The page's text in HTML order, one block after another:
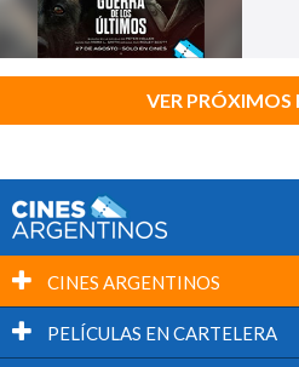
VER PRÓXIMOS
CINES ARGENTINOS
PELÍCULAS EN CARTELERA